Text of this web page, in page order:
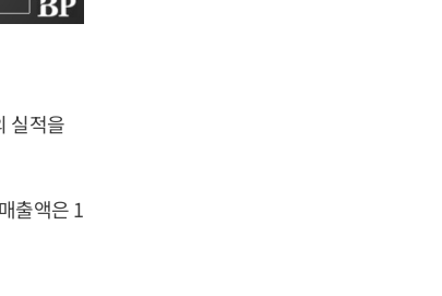
실적을
출액은 1